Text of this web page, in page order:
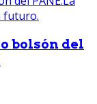
bolsón del